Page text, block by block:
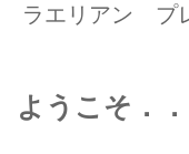
ラエリアン プ
ようこそ．．